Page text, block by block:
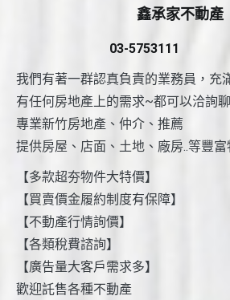
鑫承家不動產
03-5753111
我們有著一群認真負責的業務員，充
有任何房地產上的需求~都可以洽詢
專業新竹房地產、仲介、推薦
提供房屋、店面、土地、廠房..等豐富
【多款超夯物件大特價】
【買賣價金履約制度有保障】
【不動產行情詢價】
【各類稅費諮詢】
【廣告量大客戶需求多】
歡迎託售各種不動產